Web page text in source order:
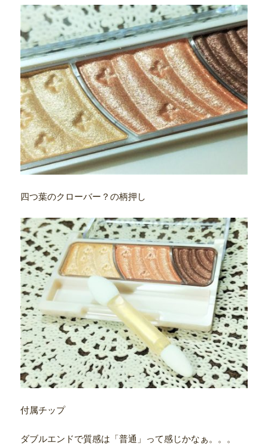
四つ葉のクローバー？の柄押し
付属チップ
ダブルエンドで質感は「普通」って感じかなぁ。。。